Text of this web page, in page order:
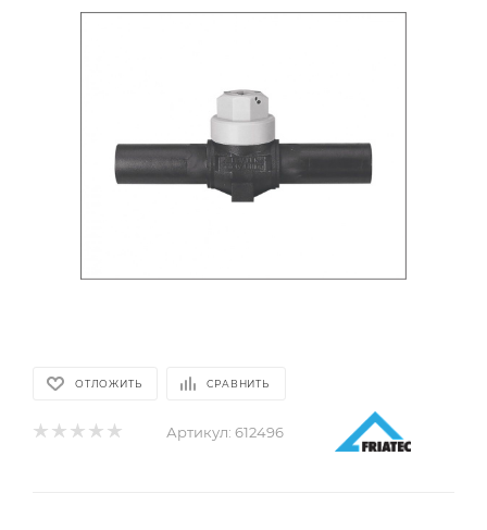
ОТЛОЖИТЬ СРАВНИТЬ
Артикул: 612496